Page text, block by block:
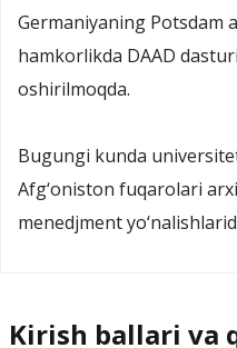
Germaniyaning Potsdam
hamkorlikda DAAD
oshirilmoqda.
Bugungi kunda
Afg‘oniston fuqarolari
menedjment
Kirish ballari va